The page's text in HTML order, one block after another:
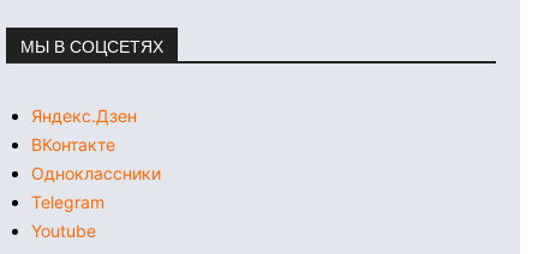
МЫ В СОЦСЕТЯХ
Яндекс.Дзен
ВКонтакте
Одноклассники
Telegram
Youtube